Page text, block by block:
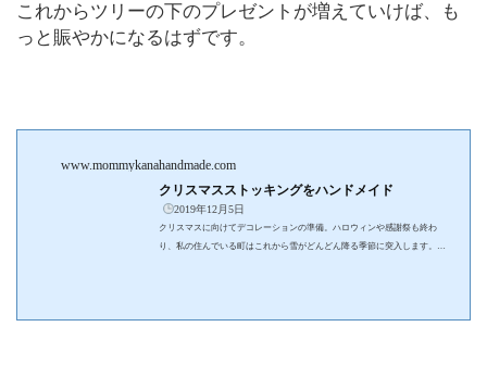
これからツリーの下のプレゼントが増えていけば、も
っと賑やかになるはずです。
www.mommykanahandmade.com
クリスマスストッキングをハンドメイド
2019年12月5日
クリスマスに向けてデコレーションの準備。ハロウィンや感謝祭も終わ
り、私の住んでいる町はこれから雪がどんどん降る季節に突入します。そ
もらった物を飾っていましたが、せっかくなので今年はハンドメイドして